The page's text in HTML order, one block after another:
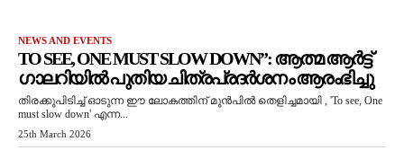
NEWS AND EVENTS
TO SEE, ONE MUST SLOW DOWN”: ആത്മ ആർട്ട്
ഗാലറിയിൽ പുതിയ ചിത്രപ്രദർശനം ആരംഭിച്ചു
തിരക്കുപിടിച്ച് ഓടുന്ന ഈ ലോകത്തിന് മുൻപിൽ തെളിച്ചമായി , 'To see, One
must slow down' എന്ന...
25th March 2026